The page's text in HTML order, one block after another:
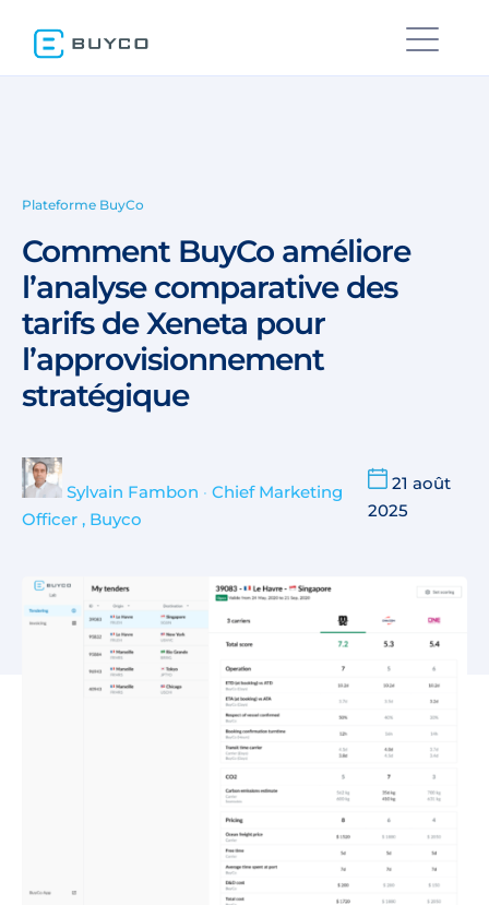
Plateforme BuyCo
Comment BuyCo améliore
l’analyse comparative des
tarifs de Xeneta pour
l’approvisionnement
stratégique
Sylvain Fambon • Chief Marketing
Officer , Buyco
21 août
2025